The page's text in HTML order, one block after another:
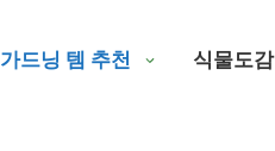
가드닝 템 추천 식물도감